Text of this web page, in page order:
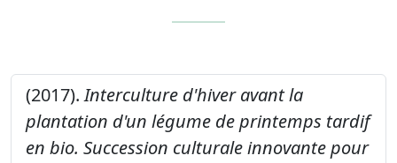
(2017).Interculture d'hiver avant la
plantation d'un légume de printemps tardif
en bio. Succession culturale innovante pour